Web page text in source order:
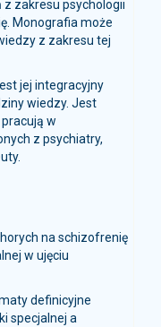
zakresu psychologii
Monografia może
z zakresu tej
jej integracyjny
wiedzy. Jest
w
z psychiatry,
na schizofrenię
w ujęciu
definicyjne
specjalnej a